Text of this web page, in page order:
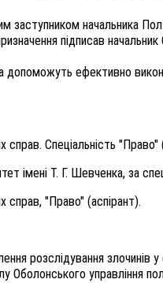
начальника
підписав
допоможуть ефективно
справ. Спеціальність
імені Т. Г. Шевченка, за
справ, "Право" (аспірант).
розслідування злочинів у
управління